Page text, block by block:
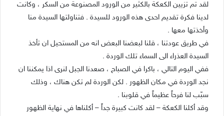
لقد تم تزيين الكعكة بالكثير من الورود المصنوعة من السكر ، وكانت
لدينا فكرة تقديم احدى هذه الورود للسيدة . فتناولتها السيدة منا
وأخذتها معها .
في طريق عودتنا ، قلنا لبعضنا البعض انه من المستحيل ان تأخذ
السيدة العذراء الى السماء تلك الوردة .
ففي اليوم التالي ، باكرا في الصباح ، صعدنا الجبل لنرى اذا يمكننا ان
نجد الوردة في مكان الظهور . لكن الوردة لم تكن هناك ، وذلك
سبّب لنا فرحاً عظيماً في قلوبنا .
وقد أكلنا الكعكة – لقد كانت كبيرة جداً – أكلناها في نهاية الظهور